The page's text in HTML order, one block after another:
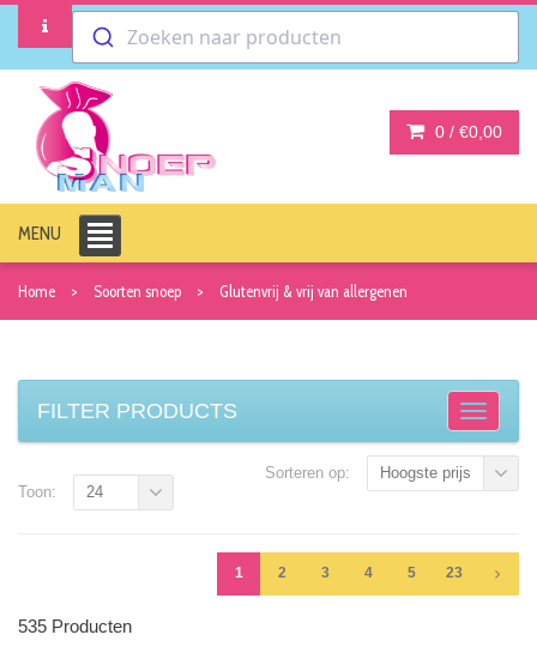
Zoeken naar producten
0 / €0,00
MENU
Home Soorten snoep Glutenvrij & vrij van allergenen
FILTER PRODUCTS
Sorteren op: Hoogste prijs
1 2 3 4 5 23
Toon: 24
535 Producten